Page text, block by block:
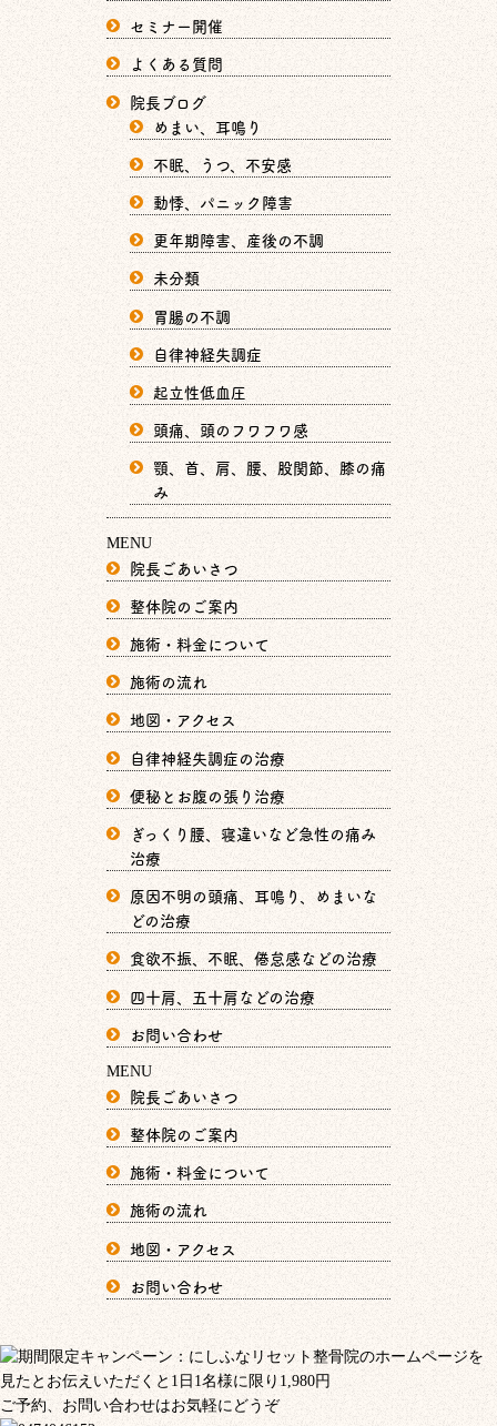
セミナー開催
よくある質問
院長ブログ
めまい、耳鳴り
不眠、うつ、不安感
動悸、パニック障害
更年期障害、産後の不調
未分類
胃腸の不調
自律神経失調症
起立性低血圧
頭痛、頭のフワフワ感
顎、首、肩、腰、股関節、膝の痛
み
MENU
院長ごあいさつ
整体院のご案内
施術・料金について
施術の流れ
地図・アクセス
自律神経失調症の治療
便秘とお腹の張り治療
ぎっくり腰、寝違いなど急性の痛み
治療
原因不明の頭痛、耳鳴り、めまいな
どの治療
食欲不振、不眠、倦怠感などの治療
四十肩、五十肩などの治療
お問い合わせ
MENU
院長ごあいさつ
整体院のご案内
施術・料金について
施術の流れ
地図・アクセス
お問い合わせ
ご予約、お問い合わせはお気軽にどうぞ